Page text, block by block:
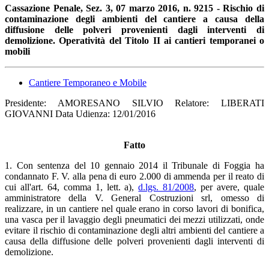
Cassazione Penale, Sez. 3, 07 marzo 2016, n. 9215 - Rischio di
contaminazione degli ambienti del cantiere a causa della
diffusione delle polveri provenienti dagli interventi di
demolizione. Operatività del Titolo II ai cantieri temporanei o
mobili
Cantiere Temporaneo e Mobile
Presidente: AMORESANO SILVIO Relatore: LIBERATI
GIOVANNI Data Udienza: 12/01/2016
Fatto
1. Con sentenza del 10 gennaio 2014 il Tribunale di Foggia ha
condannato F. V. alla pena di euro 2.000 di ammenda per il reato di
cui all'art. 64, comma 1, lett. a),d.lgs. 81/2008, per avere, quale
amministratore della V. General Costruzioni srl, omesso di
realizzare, in un cantiere nel quale erano in corso lavori di bonifica,
una vasca per il lavaggio degli pneumatici dei mezzi utilizzati, onde
evitare il rischio di contaminazione degli altri ambienti del cantiere a
causa della diffusione delle polveri provenienti dagli interventi di
demolizione.